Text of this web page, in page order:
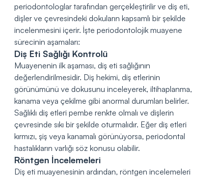
periodontologlar tarafından gerçekleştirilir ve diş eti,
dişler ve çevresindeki dokuların kapsamlı bir şekilde
incelenmesini içerir. İşte periodontolojik muayene
sürecinin aşamaları:
Diş Eti Sağlığı Kontrolü
Muayenenin ilk aşaması, diş eti sağlığının
değerlendirilmesidir. Diş hekimi, diş etlerinin
görünümünü ve dokusunu inceleyerek, iltihaplanma,
kanama veya çekilme gibi anormal durumları belirler.
Sağlıklı diş etleri pembe renkte olmalı ve dişlerin
çevresinde sıkı bir şekilde oturmalıdır. Eğer diş etleri
kırmızı, şiş veya kanamalı görünüyorsa, periodontal
hastalıkların varlığı söz konusu olabilir.
Röntgen İncelemeleri
Diş eti muayenesinin ardından, röntgen incelemeleri